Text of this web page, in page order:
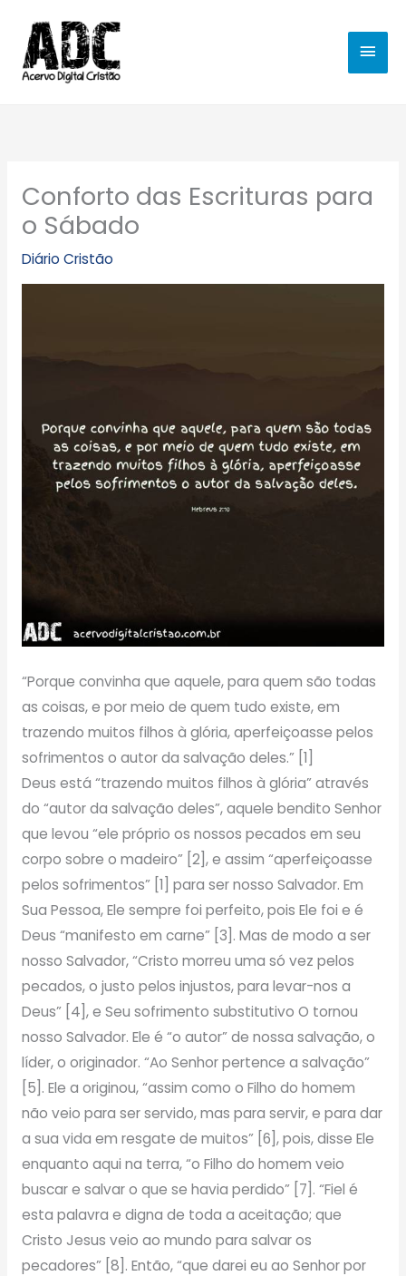
para
conteúdo
Conforto das Escrituras para
o Sábado
Diário Cristão
“Porque convinha que aquele, para quem são todas
as coisas, e por meio de quem tudo existe, em
trazendo muitos filhos à glória, aperfeiçoasse pelos
sofrimentos o autor da salvação deles.” [1]
Deus está “trazendo muitos filhos à glória” através
do “autor da salvação deles”, aquele bendito Senhor
que levou “ele próprio os nossos pecados em seu
corpo sobre o madeiro” [2], e assim “aperfeiçoasse
pelos sofrimentos” [1] para ser nosso Salvador. Em
Sua Pessoa, Ele sempre foi perfeito, pois Ele foi e é
Deus “manifesto em carne” [3]. Mas de modo a ser
nosso Salvador, “Cristo morreu uma só vez pelos
pecados, o justo pelos injustos, para levar-nos a
Deus” [4], e Seu sofrimento substitutivo O tornou
nosso Salvador. Ele é “o autor” de nossa salvação, o
líder, o originador. “Ao Senhor pertence a salvação”
[5]. Ele a originou, “assim como o Filho do homem
não veio para ser servido, mas para servir, e para dar
a sua vida em resgate de muitos” [6], pois, disse Ele
enquanto aqui na terra, “o Filho do homem veio
buscar e salvar o que se havia perdido” [7]. “Fiel é
esta palavra e digna de toda a aceitação; que
Cristo Jesus veio ao mundo para salvar os
pecadores” [8]. Então, “que darei eu ao Senhor por